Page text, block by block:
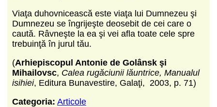
Viaţa duhovnicească este viaţa lui Dumnezeu şi
Dumnezeu se îngrijeşte deosebit de cei care o
caută. Râvneşte la ea şi vei afla toate cele spre
trebuinţă în jurul tău.
(Arhiepiscopul Antonie de Golânsk şi
Mihailovsc, Calea rugăciunii lăuntrice, Manualul
isihiei, Editura Bunavestire, Galaţi, 2003, p. 71)
Categoria: Articole